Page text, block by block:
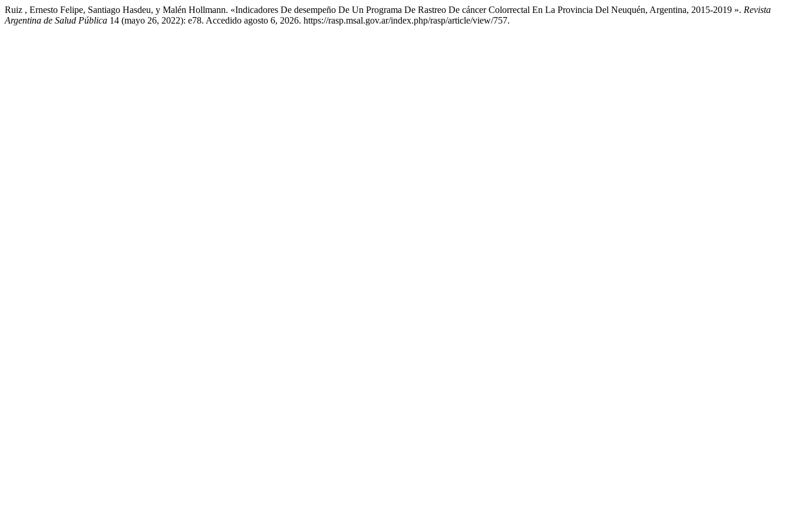
Ruiz , Ernesto Felipe, Santiago Hasdeu, y Malén Hollmann. «Indicadores De desempeño De Un Programa De Rastreo De cáncer Colorrectal En La Provincia Del Neuquén, Argentina, 2015-2019 ». Revista
Argentina de Salud Pública 14 (mayo 26, 2022): e78. Accedido agosto 6, 2026. https://rasp.msal.gov.ar/index.php/rasp/article/view/757.